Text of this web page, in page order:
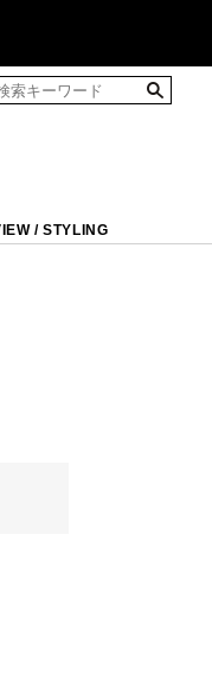
/ STYLING